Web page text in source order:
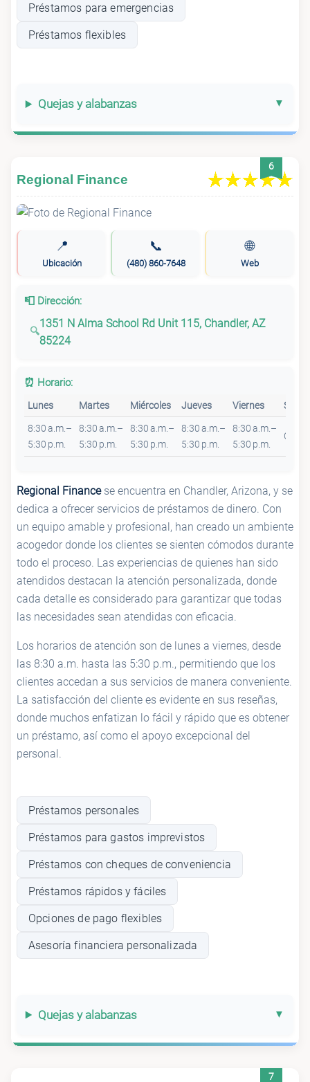
Préstamos para emergencias
Préstamos flexibles
Quejas y alabanzas
6
Regional Finance
📍
Ubicación
📞
(480) 860-7648
🌐
Web
📮 Dirección:
1351 N Alma School Rd Unit 115, Chandler, AZ
85224
⏰ Horario:
Lunes Martes Miércoles Jueves Viernes
8:30 a.m.–
5:30 p.m.
8:30 a.m.–
5:30 p.m.
8:30 a.m.–
5:30 p.m.
8:30 a.m.–
5:30 p.m.
8:30 a.m.–
5:30 p.m.
Regional Financese encuentra en Chandler, Arizona, y se
dedica a ofrecer servicios de préstamos de dinero. Con
un equipo amable y profesional, han creado un ambiente
acogedor donde los clientes se sienten cómodos durante
todo el proceso. Las experiencias de quienes han sido
atendidos destacan la atención personalizada, donde
cada detalle es considerado para garantizar que todas
las necesidades sean atendidas con eficacia.
Los horarios de atención son de lunes a viernes, desde
las 8:30 a.m. hasta las 5:30 p.m., permitiendo que los
clientes accedan a sus servicios de manera conveniente.
La satisfacción del cliente es evidente en sus reseñas,
donde muchos enfatizan lo fácil y rápido que es obtener
un préstamo, así como el apoyo excepcional del
personal.
Préstamos personales
Préstamos para gastos imprevistos
Préstamos con cheques de conveniencia
Préstamos rápidos y fáciles
Opciones de pago flexibles
Asesoría financiera personalizada
Quejas y alabanzas
7